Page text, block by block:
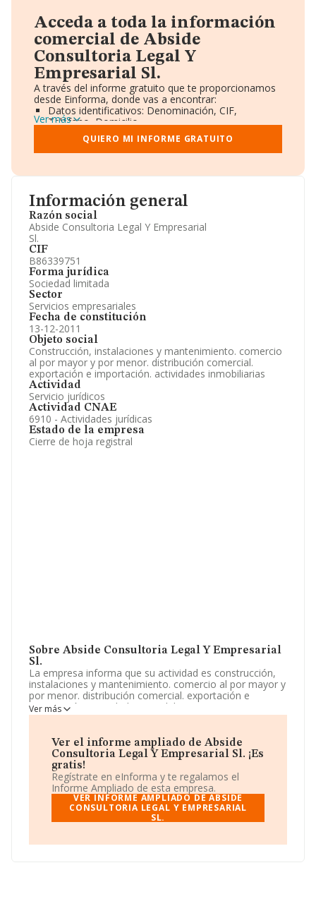
Información general
Razón social
Abside Consultoria Legal Y Empresarial
Sl.
CIF
B86339751
Forma jurídica
Sociedad limitada
Sector
Servicios empresariales
Fecha de constitución
13-12-2011
Objeto social
Construcción, instalaciones y mantenimiento. comercio
al por mayor y por menor. distribución comercial.
exportación e importación. actividades inmobiliarias
Actividad
Servicio jurídicos
Actividad CNAE
6910 - Actividades jurídicas
Estado de la empresa
Cierre de hoja registral
Sobre Abside Consultoria Legal Y Empresarial
Sl.
La empresa informa que su actividad es construcción,
instalaciones y mantenimiento. comercio al por mayor y
por menor. distribución comercial. exportación e
importación. actividades inmobiliarias. La empresa es
una Sociedad Limitada. Clasifica su actividad CNAE
no tiene actividad en mercados exteriores.
La compañía
Abside Consultoría Legal y
Empresarial S.L, con CIF B86339751, está situada en
Calle Sorolla núm. 33 Bj B, (28029), Madrid, Madrid.
En relación con el sector y disponiendo de los datos de
hasta 28.030 empresas, la facturación en el ámbito
que el promedio de la facturación entre todas las
Ver más
Ver el informe ampliado de Abside
Consultoria Legal Y Empresarial Sl. ¡Es
gratis!
Regístrate en eInforma y te regalamos el
Informe Ampliado de esta empresa.
VER INFORME AMPLIADO DE ABSIDE
CONSULTORIA LEGAL Y EMPRESARIAL
SL.
Acceda a toda la información
comercial de Abside
Consultoria Legal Y
Empresarial Sl.
A través del informe gratuito que te proporcionamos
desde Einforma, donde vas a encontrar:
Datos identificativos: Denominación, CIF,
Teléfono, Domicilio.
Informe Mercantil Completo (BORME).
Gráficos de Evolución Ventas y Empleados.
Consejo de Administración y Administradores.
Accionistas.
Artículos de prensa publicados sobre la empresa.
Información oficial y registral complementaria.
Ver más
QUIERO MI INFORME GRATUITO